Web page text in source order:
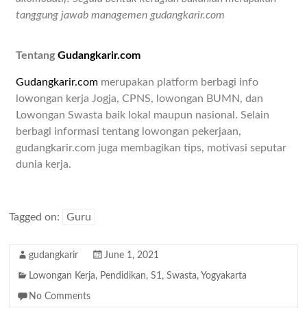
tanggung jawab managemen gudangkarir.com
TentangGudangkarir.com
Gudangkarir.com merupakan platform berbagi info
lowongan kerja Jogja, CPNS, lowongan BUMN, dan
Lowongan Swasta baik lokal maupun nasional. Selain
berbagi informasi tentang lowongan pekerjaan,
gudangkarir.com juga membagikan tips, motivasi seputar
dunia kerja.
Tagged on: Guru
gudangkarir June 1, 2021
Lowongan Kerja, Pendidikan,S1,Swasta, Yogyakarta
No Comments